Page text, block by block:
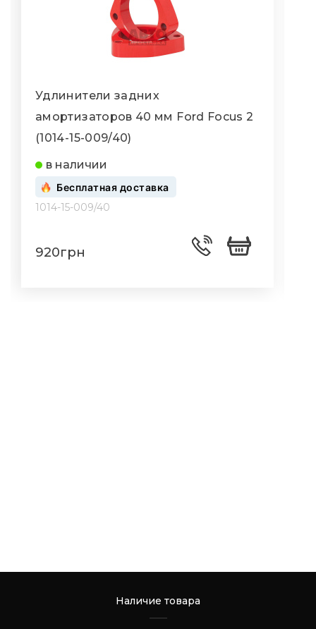
Удлинители задних
амортизаторов 40 мм Ford Focus 2
(1014-15-009/40)
в наличии
Бесплатная доставка
1014-15-009/40
920грн
Наличие товара